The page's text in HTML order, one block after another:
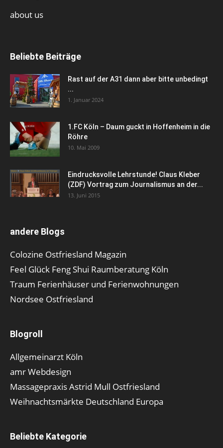
about us
Beliebte Beiträge
Rast auf der A31 dann aber bitte unbedingt
...
1. Januar 2024
1.FC Köln – Daum guckt in Hoffenheim in die
Röhre
10. Mai 2009
Eindrucksvolle Lehrstunde! Claus Kleber
(ZDF) Vortrag zum Journalismus an der...
13. Juni 2015
andere Blogs
Colozine Ostfriesland Magazin
Feel Glück Feng Shui Raumberatung Köln
Traum Ferienhäuser und Ferienwohnungen
Nordsee Ostfriesland
Blogroll
Allgemeinarzt Köln
amr Webdesign
Massagepraxis Astrid Mull Ostfriesland
Weihnachtsmärkte Deutschland Europa
Beliebte Kategorie